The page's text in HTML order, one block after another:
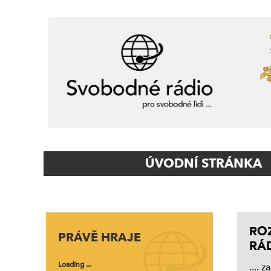
Navigation
ÚVODNÍ STRÁNKA
PRÁVĚ HRAJE
Loading ...
....